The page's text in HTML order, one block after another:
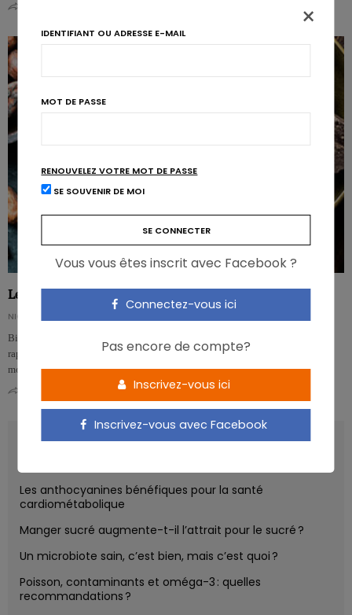
Le chocolat noir associé à moins de symptômes dépressifs
NICOLAS GUGGENBÜHL
Bien qu’il faille interpréter ces résultats avec prudence, une nouvelle étude
rapporte que la consommation de chocolat noir est associée à un risque
moindre…
RECENT POSTS
Les anthocyanines bénéfiques pour la santé
cardiométabolique
Manger sucré augmente-t-il l’attrait pour le sucré ?
Un microbiote sain, c’est bien, mais c’est quoi ?
Poisson, contaminants et oméga-3 : quelles
recommandations ?
×
IDENTIFIANT OU ADRESSE E-MAIL
MOT DE PASSE
RENOUVELEZ VOTRE MOT DE PASSE
SE SOUVENIR DE MOI
Vous vous êtes inscrit avec Facebook ?
Connectez-vous ici
Pas encore de compte?
Inscrivez-vous ici
Inscrivez-vous avec Facebook